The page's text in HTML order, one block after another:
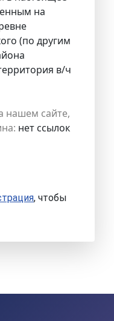
на
(по другим
в/ч
нашем сайте,
нет ссылок
, чтобы